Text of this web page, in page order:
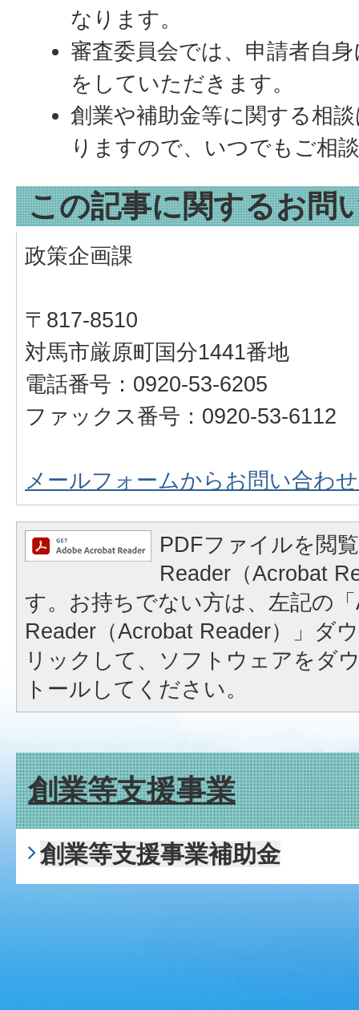
なります。
審査委員会では、申請者自
をしていただきます。
創業や補助金等に関する相
りますので、いつでもご相
この記事に関するお問
政策企画課
〒817-8510
対馬市厳原町国分1441番地
電話番号：0920-53-6205
ファックス番号：0920-53-6112
メールフォームからお問い合わ
PDFファイルを閲
Reader（Acrobat
す。お持ちでない方は、左記の
Reader（Acrobat Reader）」ダ
リックして、ソフトウェアをダ
トールしてください。
創業等支援事業
創業等支援事業補助金